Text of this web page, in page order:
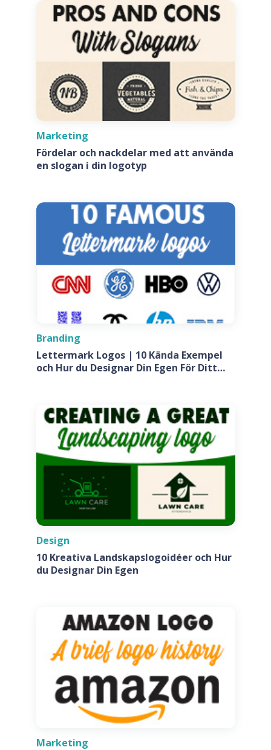
Marketing
Fördelar och nackdelar med att använda
en slogan i din logotyp
Branding
Lettermark Logos | 10 Kända Exempel
och Hur du Designar Din Egen För Ditt
Design
10 Kreativa Landskapslogoidéer och Hur
du Designar Din Egen
Marketing